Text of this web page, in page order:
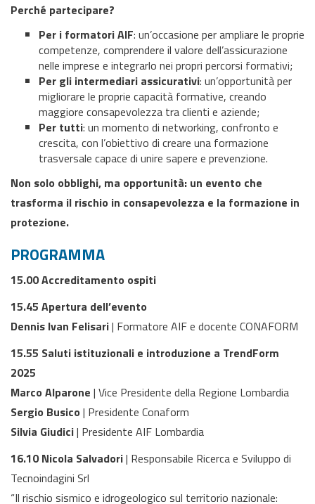
Perché partecipare?
Per i formatori AIF: un’occasione per ampliare le proprie
competenze, comprendere il valore dell’assicurazione
nelle imprese e integrarlo nei propri percorsi formativi;
Per gli intermediari assicurativi: un’opportunità per
migliorare le proprie capacità formative, creando
maggiore consapevolezza tra clienti e aziende;
Per tutti: un momento di networking, confronto e
crescita, con l’obiettivo di creare una formazione
trasversale capace di unire sapere e prevenzione.
Non solo obblighi, ma opportunità: un evento che
trasforma il rischio in consapevolezza e la formazione in
protezione.
PROGRAMMA
15.00 Accreditamento ospiti
15.45 Apertura dell’evento
Dennis Ivan Felisari| Formatore AIF e docente CONAFORM
15.55 Saluti istituzionali e introduzione a TrendForm
2025
Marco Alparone | Vice Presidente della Regione Lombardia
Sergio Busico | Presidente Conaform
Silvia Giudici| Presidente AIF Lombardia
16.10 Nicola Salvadori| Responsabile Ricerca e Sviluppo di
Tecnoindagini Srl
“Il rischio sismico e idrogeologico sul territorio nazionale: